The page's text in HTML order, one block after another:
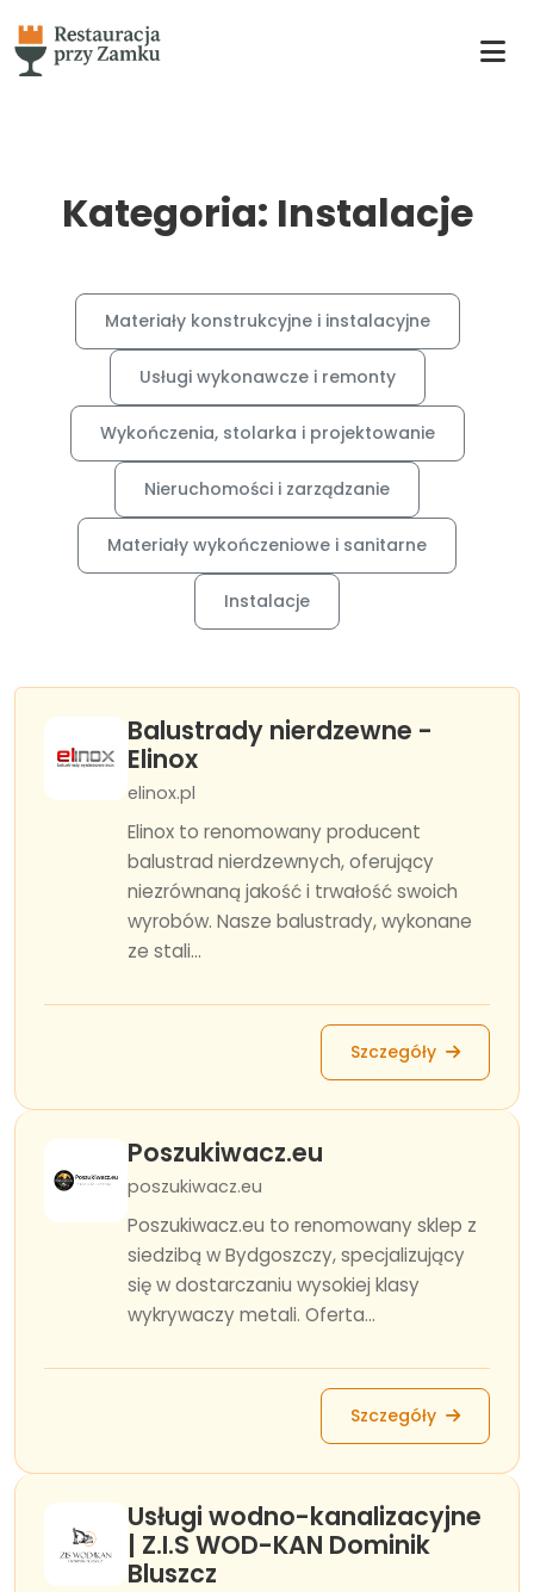
Kategoria: Instalacje
Materiały konstrukcyjne i instalacyjne
Usługi wykonawcze i remonty
Wykończenia, stolarka i projektowanie
Nieruchomości i zarządzanie
Materiały wykończeniowe i sanitarne
Instalacje
Balustrady nierdzewne -
Elinox
elinox.pl
Elinox to renomowany producent
balustrad nierdzewnych, oferujący
niezrównaną jakość i trwałość swoich
wyrobów. Nasze balustrady, wykonane
ze stali...
Szczegóły
Poszukiwacz.eu
poszukiwacz.eu
Poszukiwacz.eu to renomowany sklep z
siedzibą w Bydgoszczy, specjalizujący
się w dostarczaniu wysokiej klasy
wykrywaczy metali. Oferta...
Szczegóły
Usługi wodno-kanalizacyjne
| Z.I.S WOD-KAN Dominik
Bluszcz